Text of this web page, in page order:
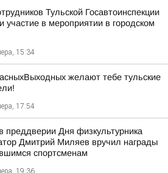
Тульской Госавтоинспекции
участие в мероприятии в городском
15:34
желают тебе тульские
17:54
преддверии Дня физкультурника
Дмитрий Миляев вручил награды
спортсменам
19:36